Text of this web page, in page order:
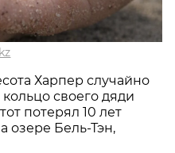
Харпер случайно
своего дяди
потерял 10 лет
озере Бель-Тэн,